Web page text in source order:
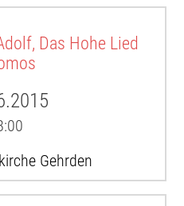
Das Hohe Lied
Gehrden